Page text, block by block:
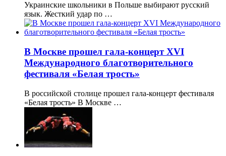
Украинские школьники в Польше выбирают русский
язык. Жесткий удар по …
В Москве прошел гала-концерт XVI
Международного благотворительного
фестиваля «Белая трость»
В российской столице прошел гала-концерт фестиваля
«Белая трость» В Москве …